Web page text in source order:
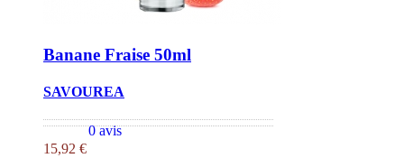
Banane Fraise 50ml
SAVOUREA
0 avis
15,92 €